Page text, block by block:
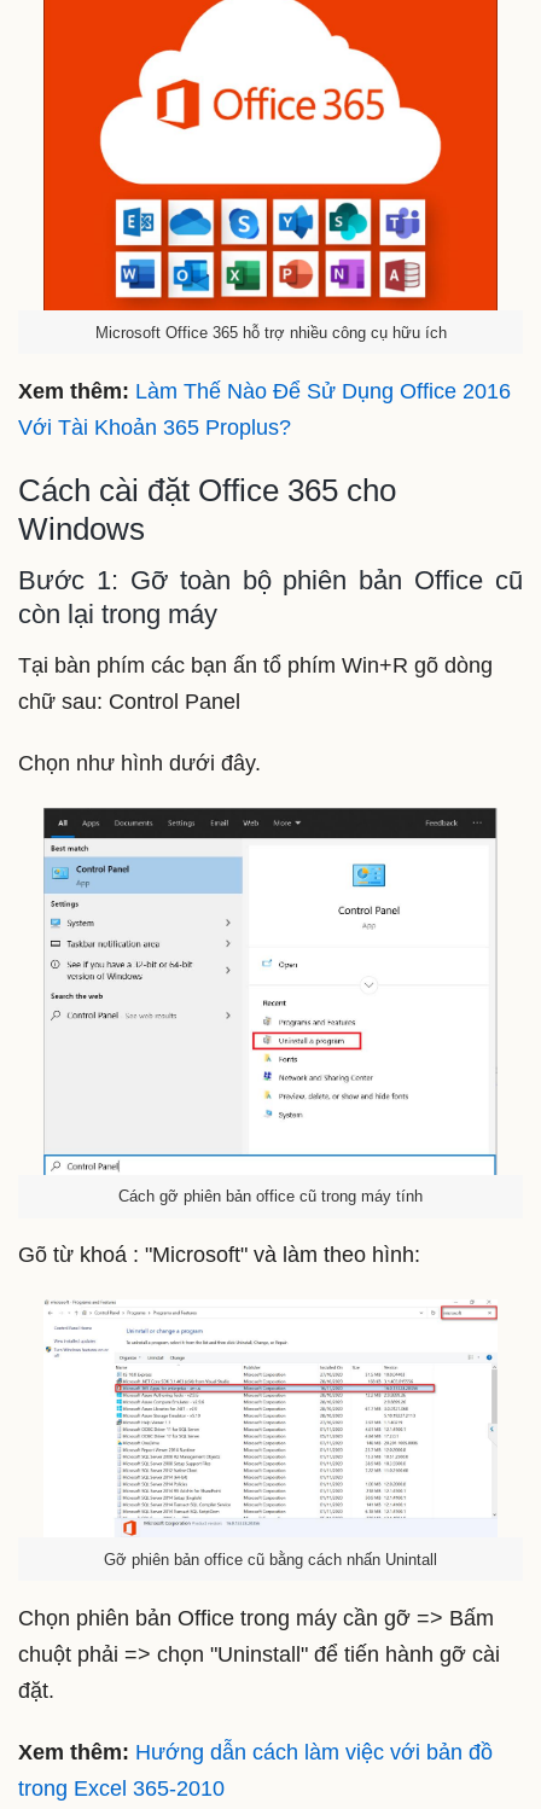
Microsoft Office 365 hỗ trợ nhiều công cụ hữu ích
Xem thêm: Làm Thế Nào Để Sử Dụng Office 2016
Với Tài Khoản 365 Proplus?
Cách cài đặt Office 365 cho
Windows
Bước 1: Gỡ toàn bộ phiên bản Office cũ
còn lại trong máy
Tại bàn phím các bạn ấn tổ phím Win+R gõ dòng
chữ sau: Control Panel
Chọn như hình dưới đây.
Cách gỡ phiên bản office cũ trong máy tính
Gõ từ khoá : "Microsoft" và làm theo hình:
Gỡ phiên bản office cũ bằng cách nhấn Unintall
Chọn phiên bản Office trong máy cần gỡ => Bấm
chuột phải => chọn "Uninstall" để tiến hành gỡ cài
đặt.
Xem thêm: Hướng dẫn cách làm việc với bản đồ
trong Excel 365-2010